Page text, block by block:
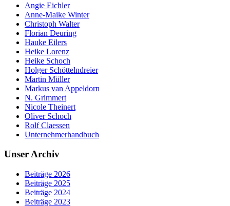
Angie Eichler
Anne-Maike Winter
Christoph Walter
Florian Deuring
Hauke Eilers
Heike Lorenz
Heike Schoch
Holger Schöttelndreier
Martin Müller
Markus van Appeldorn
N. Grimmert
Nicole Theinert
Oliver Schoch
Rolf Claessen
Unternehmerhandbuch
Unser Archiv
Beiträge 2026
Beiträge 2025
Beiträge 2024
Beiträge 2023